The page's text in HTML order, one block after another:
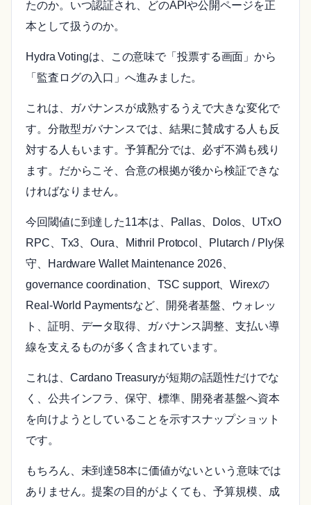
たのか。いつ認証され、どのAPIや公開ページを正
本として扱うのか。
Hydra Votingは、この意味で「投票する画面」から
「監査ログの入口」へ進みました。
これは、ガバナンスが成熟するうえで大きな変化で
す。分散型ガバナンスでは、結果に賛成する人も反
対する人もいます。予算配分では、必ず不満も残り
ます。だからこそ、合意の根拠が後から検証できな
ければなりません。
今回閾値に到達した11本は、Pallas、Dolos、UTxO
RPC、Tx3、Oura、Mithril Protocol、Plutarch / Ply保
守、Hardware Wallet Maintenance 2026、
governance coordination、TSC support、Wirexの
Real-World Paymentsなど、開発者基盤、ウォレッ
ト、証明、データ取得、ガバナンス調整、支払い導
線を支えるものが多く含まれています。
これは、Cardano Treasuryが短期の話題性だけでな
く、公共インフラ、保守、標準、開発者基盤へ資本
を向けようとしていることを示すスナップショット
です。
もちろん、未到達58本に価値がないという意味では
ありません。提案の目的がよくても、予算規模、成